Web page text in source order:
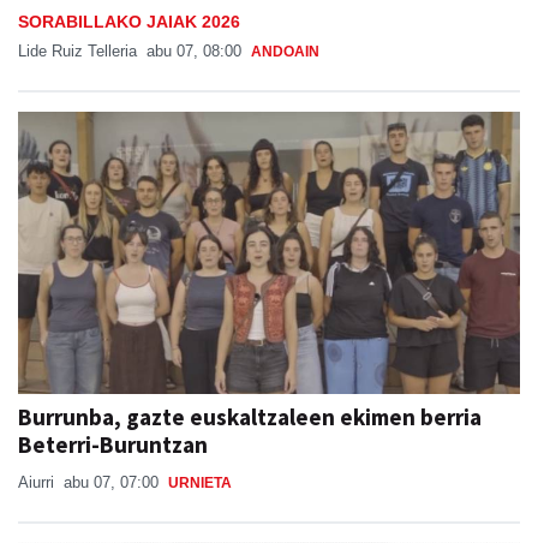
SORABILLAKO JAIAK 2026
Lide Ruiz Telleria abu 07, 08:00 ANDOAIN
Burrunba, gazte euskaltzaleen ekimen berria
Beterri-Buruntzan
Aiurri abu 07, 07:00 URNIETA